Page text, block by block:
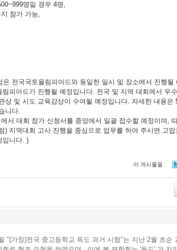
명일 경우 4명,
참가 가능,
전국국토올림피아드와 동일한 일시 및 장소에서 진행될
피아드가 진행될 예정입니다. 전국 및 지역 대회에서 우
및 시도 교육감상이 수여될 예정입니다. 자세한 내용은
니다.
서 대회 참가 신청서를 중앙에서 일괄 접수할 예정이며,
) 지역대회 고사 진행을 중심으로 업무를 하여 주시면 고맙
입니다. )
이 게시물을
"(가칭)전국 중고등학교 독도 과거 시험"는 지난 2월 초순